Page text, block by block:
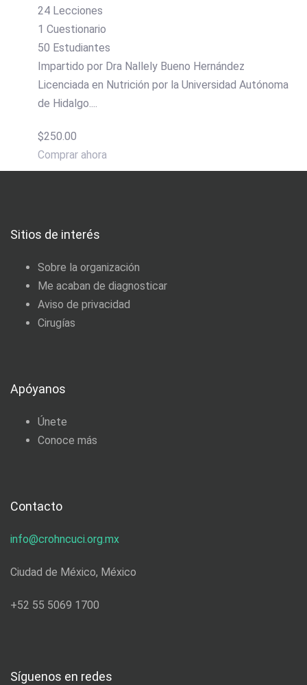
24 Lecciones
1 Cuestionario
50 Estudiantes
Impartido por Dra Nallely Bueno Hernández
Licenciada en Nutrición por la Universidad Autónoma
de Hidalgo....
$250.00
Comprar ahora
Sitios de interés
Sobre la organización
Me acaban de diagnosticar
Aviso de privacidad
Cirugías
Apóyanos
Únete
Conoce más
Contacto
info@crohncuci.org.mx
Ciudad de México, México
+52 55 5069 1700
Síguenos en redes